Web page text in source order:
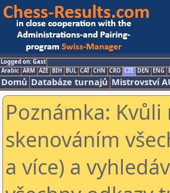
Logged on: Gast
Arabic ARM AZE BIH BUL CAT CHN CRO CZE DEN ENG
Domů Databáze turnajů Mistrovství
Poznámka:
skenováním
a více) a